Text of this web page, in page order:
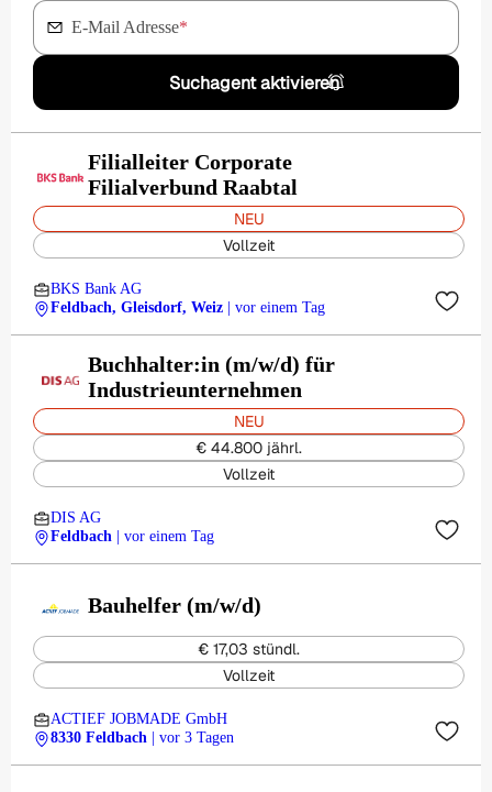
E-Mail Adresse*
Suchagent aktivieren
Filialleiter Corporate
Filialverbund Raabtal
NEU
Vollzeit
BKS Bank AG
Feldbach, Gleisdorf, Weiz
| vor einem Tag
Buchhalter:in (m/w/d) für
Industrieunternehmen
NEU
€ 44.800 jährl.
Vollzeit
DIS AG
Feldbach
| vor einem Tag
Bauhelfer (m/w/d)
€ 17,03 stündl.
Vollzeit
ACTIEF JOBMADE GmbH
8330 Feldbach
| vor 3 Tagen